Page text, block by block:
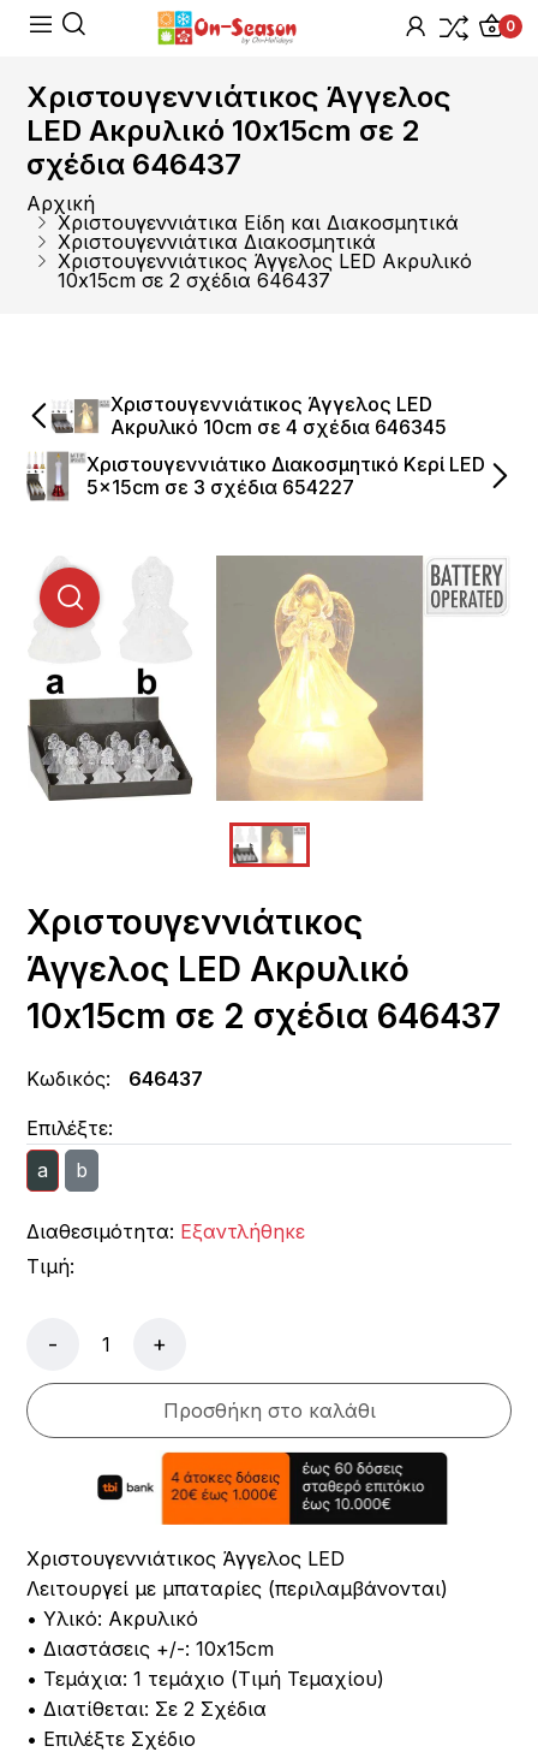
0
Χριστουγεννιάτικος Άγγελος
LED Ακρυλικό 10x15cm σε 2
σχέδια 646437
Αρχική
Χριστουγεννιάτικα Είδη και Διακοσμητικά
Χριστουγεννιάτικα Διακοσμητικά
Χριστουγεννιάτικος Άγγελος LED Ακρυλικό
10x15cm σε 2 σχέδια 646437
Χριστουγεννιάτικος Άγγελος LED
Ακρυλικό 10cm σε 4 σχέδια 646345
Χριστουγεννιάτικο Διακοσμητικό Κερί LED
5x15cm σε 3 σχέδια 654227
Χριστουγεννιάτικος
Άγγελος LED Ακρυλικό
10x15cm σε 2 σχέδια 646437
Κωδικός: 646437
Επιλέξτε:
a
b
Διαθεσιμότητα: Εξαντλήθηκε
Τιμή:
- +
Προσθήκη στο καλάθι
Χριστουγεννιάτικος Άγγελος LED
Λειτουργεί με μπαταρίες (περιλαμβάνονται)
• Υλικό: Ακρυλικό
• Διαστάσεις +/-: 10x15cm
• Τεμάχια: 1 τεμάχιο (Τιμή Τεμαχίου)
• Διατίθεται: Σε 2 Σχέδια
• Επιλέξτε Σχέδιο